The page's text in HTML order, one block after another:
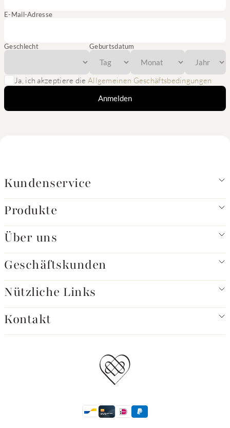
E-Mail-Adresse
Geschlecht Geburtsdatum
Ja, ich akzeptiere die Allgemeinen Geschäftsbedingungen
Anmelden
Kundenservice
Produkte
Über uns
Geschäftskunden
Nützliche Links
Kontakt